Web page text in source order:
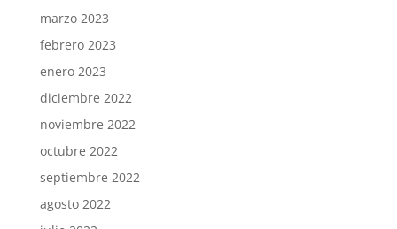
marzo 2023
febrero 2023
enero 2023
diciembre 2022
noviembre 2022
octubre 2022
septiembre 2022
agosto 2022